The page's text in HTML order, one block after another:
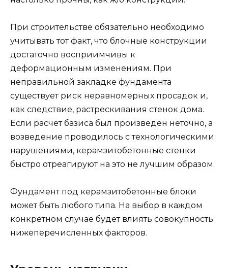
При строительстве обязательно необходимо
учитывать тот факт, что блочные конструкции
достаточно восприимчивы к
деформационным изменениям. При
неправильной закладке фундамента
существует риск неравномерных просадок и,
как следствие, растрескивания стенок дома.
Если расчет базиса был произведен неточно, а
возведение проводилось с технологическими
нарушениями, керамзитобетонные стенки
быстро отреагируют на это не лучшим образом.
Фундамент под керамзитобетонные блоки
может быть любого типа. На выбор в каждом
конкретном случае будет влиять совокупность
нижеперечисленных факторов.